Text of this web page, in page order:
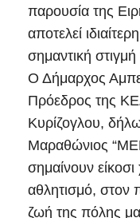
παρουσία της
αποτελεί
σημαντική στιγμή
Ο Δήμαρχος
Πρόεδρος της
Κυρίζογλου,
Μαραθώνιος
σημαίνουν
αθλητισμό, στον
ζωή της πόλης